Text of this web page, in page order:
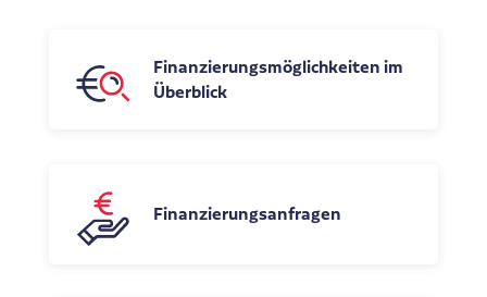
Finanzierungsmöglichkeiten im
Überblick
Finanzierungsanfragen